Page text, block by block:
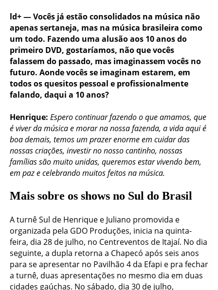
ld+ — Vocês já estão consolidados na música não
apenas sertaneja, mas na música brasileira como
um todo. Fazendo uma alusão aos 10 anos do
primeiro DVD, gostaríamos, não que vocês
falassem do passado, mas imaginassem vocês no
futuro. Aonde vocês se imaginam estarem, em
todos os quesitos pessoal e profissionalmente
falando, daqui a 10 anos?
Henrique: Espero continuar fazendo o que amamos, que
é viver da música e morar na nossa fazenda, a vida aqui é
boa demais, temos um prazer enorme em cuidar das
nossas criações, investir no nosso cantinho, nossas
famílias são muito unidas, queremos estar vivendo bem,
em paz e celebrando muitos feitos na música.
Mais sobre os shows no Sul do Brasil
A turnê Sul de Henrique e Juliano promovida e
organizada pela GDO Produções, inicia na quinta-
feira, dia 28 de julho, no Centreventos de Itajaí. No dia
seguinte, a dupla retorna a Chapecó após seis anos
para se apresentar no Pavilhão 4 da Efapi e pra fechar
a turnê, duas apresentações no mesmo dia em duas
cidades gaúchas. No sábado, dia 30 de julho,